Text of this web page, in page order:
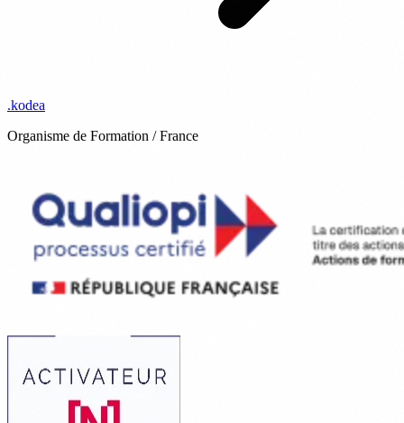
.kodea
Organisme de Formation / France